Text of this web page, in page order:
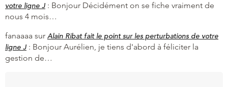
votre ligne J : Bonjour Décidément on se fiche vraiment de
nous 4 mois…
fanaaaa sur Alain Ribat fait le point sur les perturbations de votre
ligne J : Bonjour Aurélien, je tiens d'abord à féliciter la
gestion de…